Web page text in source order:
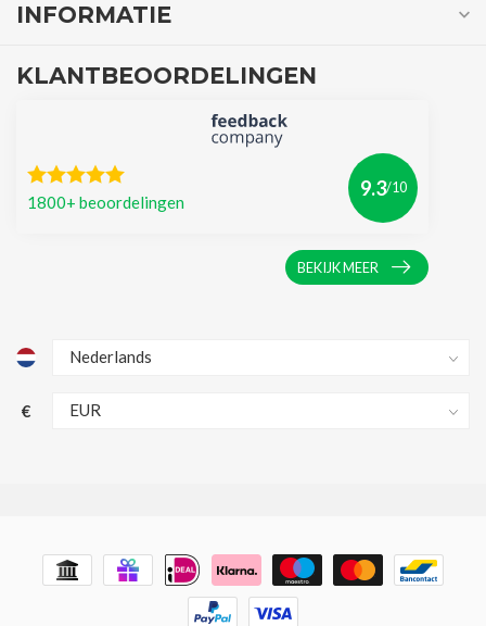
INFORMATIE
KLANTBEOORDELINGEN
1800+ beoordelingen
9.3/10
BEKIJK MEER
€